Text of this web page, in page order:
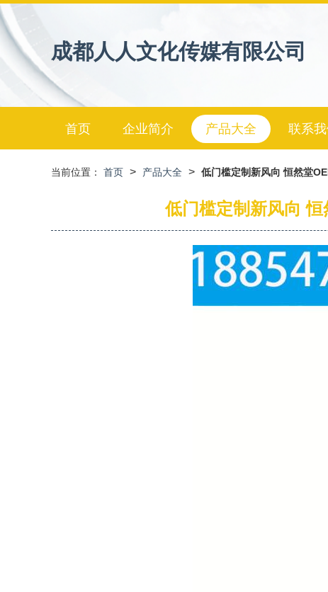
成都人人文化传媒有限公司
首页 企业简介 产品大全 联系我
当前位置： 首页 > 产品大全 > 低门槛定制新风向 恒然堂
低门槛定制新风向